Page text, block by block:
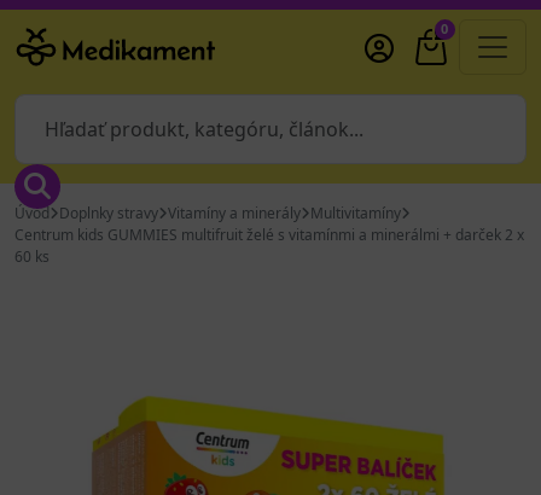
0
Úvod Doplnky stravy Vitamíny a minerály Multivitamíny
Centrum kids GUMMIES multifruit želé s vitamínmi a minerálmi + darček 2 x
60 ks